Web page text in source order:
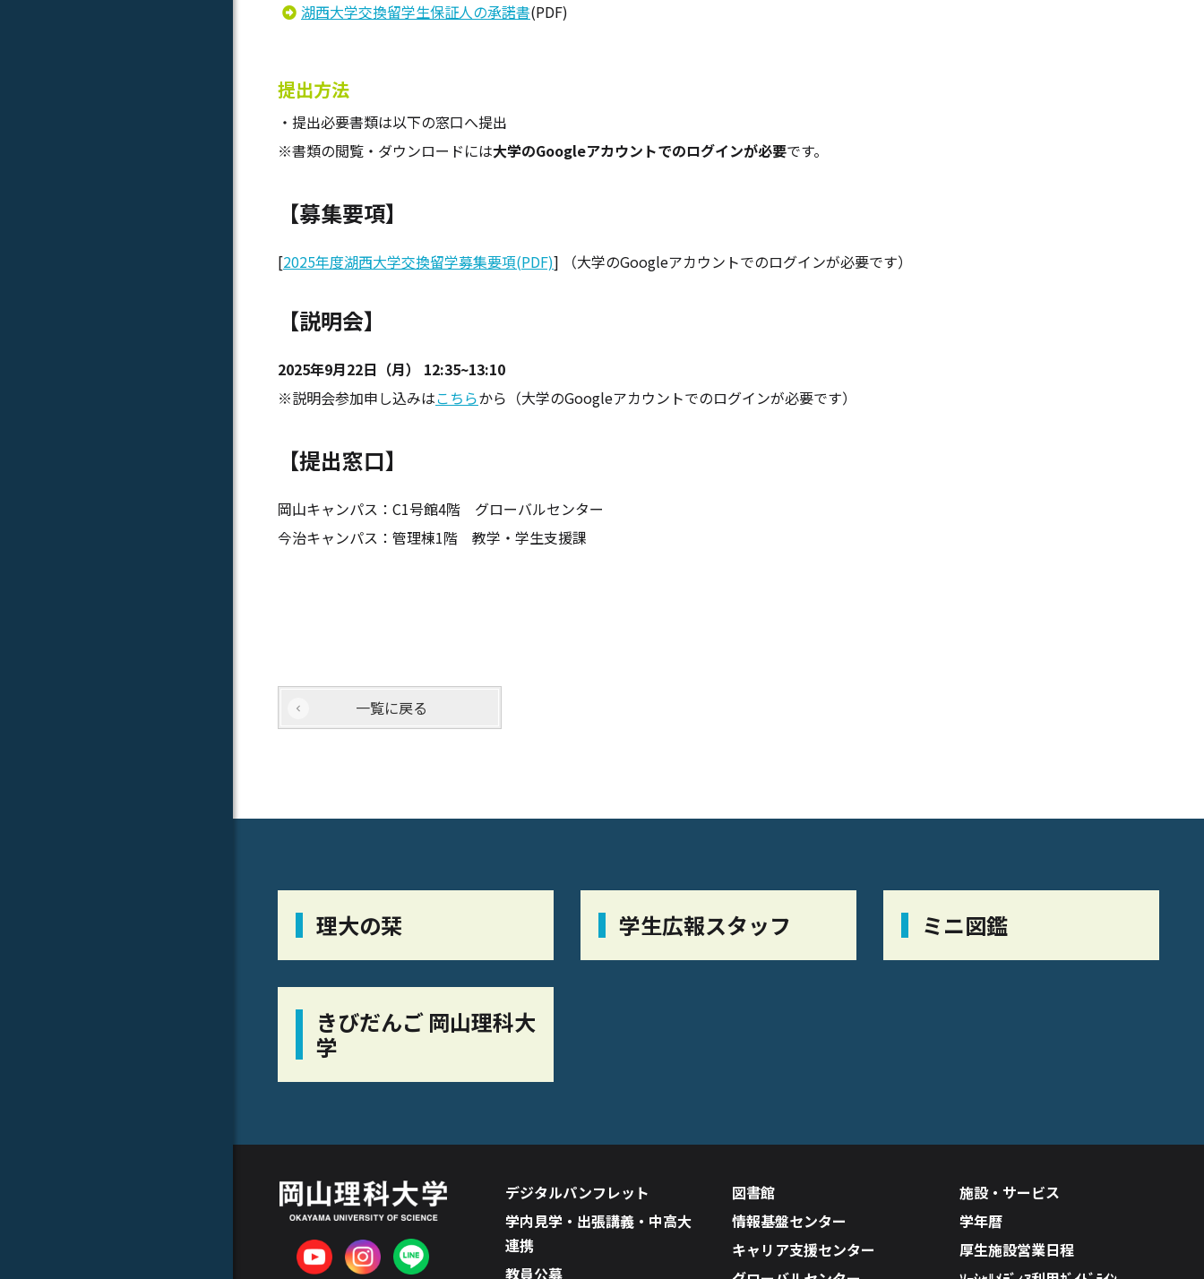
湖西大学交換留学生保証人の承諾書(PDF)
提出方法
・提出必要書類は以下の窓口へ提出
※書類の閲覧・ダウンロードには大学のGoogleアカウントでのログインが必要です。
【募集要項】
[2025年度湖西大学交換留学募集要項(PDF)] （大学のGoogleアカウントでのログインが必要です）
【説明会】
2025年9月22日（月） 12:35~13:10
※説明会参加申し込みはこちらから（大学のGoogleアカウントでのログインが必要です）
【提出窓口】
岡山キャンパス：C1号館4階 グローバルセンター
今治キャンパス：管理棟1階 教学・学生支援課
一覧に戻る
理大の栞 学生広報スタッフ ミニ図鑑
きびだんご 岡山理科大
学
デジタルパンフレット
学内見学・出張講義・中高大
連携
教員公募
図書館
情報基盤センター
キャリア支援センター
施設・サービス
学年暦
厚生施設営業日程